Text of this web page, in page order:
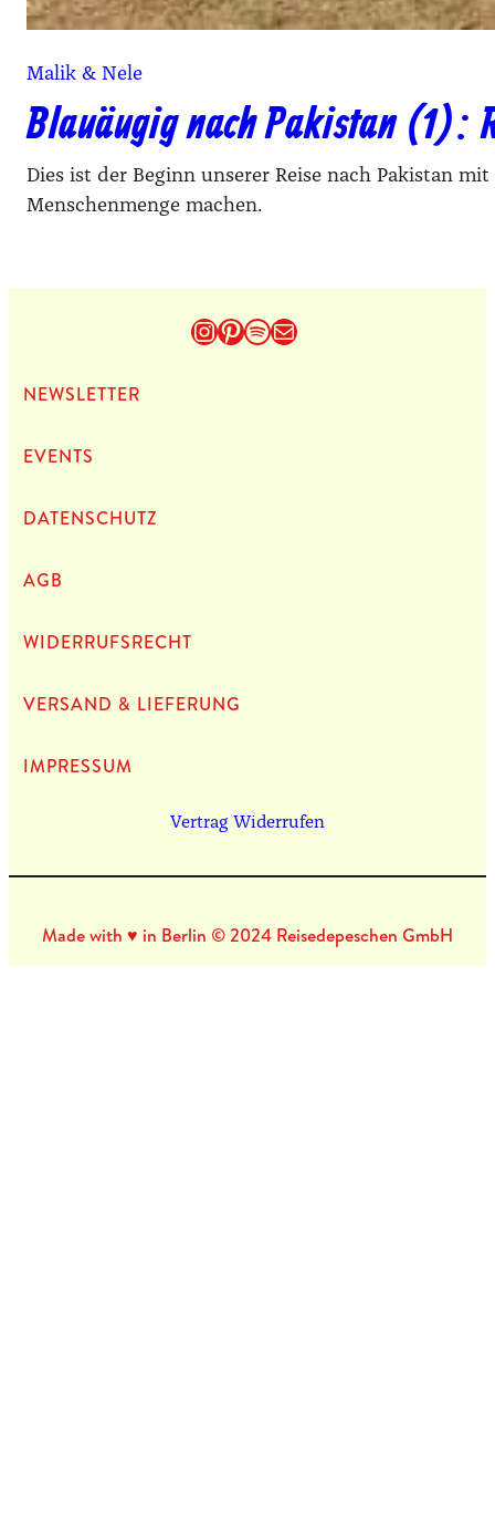
Malik & Nele
Blauäugig nach Pakistan (1):
Dies ist der Beginn unserer Reise nach Pakistan
Menschenmenge machen.
Instagram
Pinterest
Spotify
E-Mail
NEWS­LET­TER
EVENTS
DATEN­SCHUTZ
AGB
WIDERRUFSRECHT
VERSAND & LIEFERUNG
IMPRES­SUM
Vertrag Widerrufen
Made with ♥ in Berlin © 2024 Reisedepeschen GmbH